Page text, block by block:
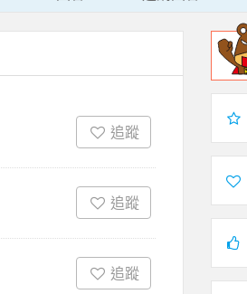
追蹤
追蹤
追蹤